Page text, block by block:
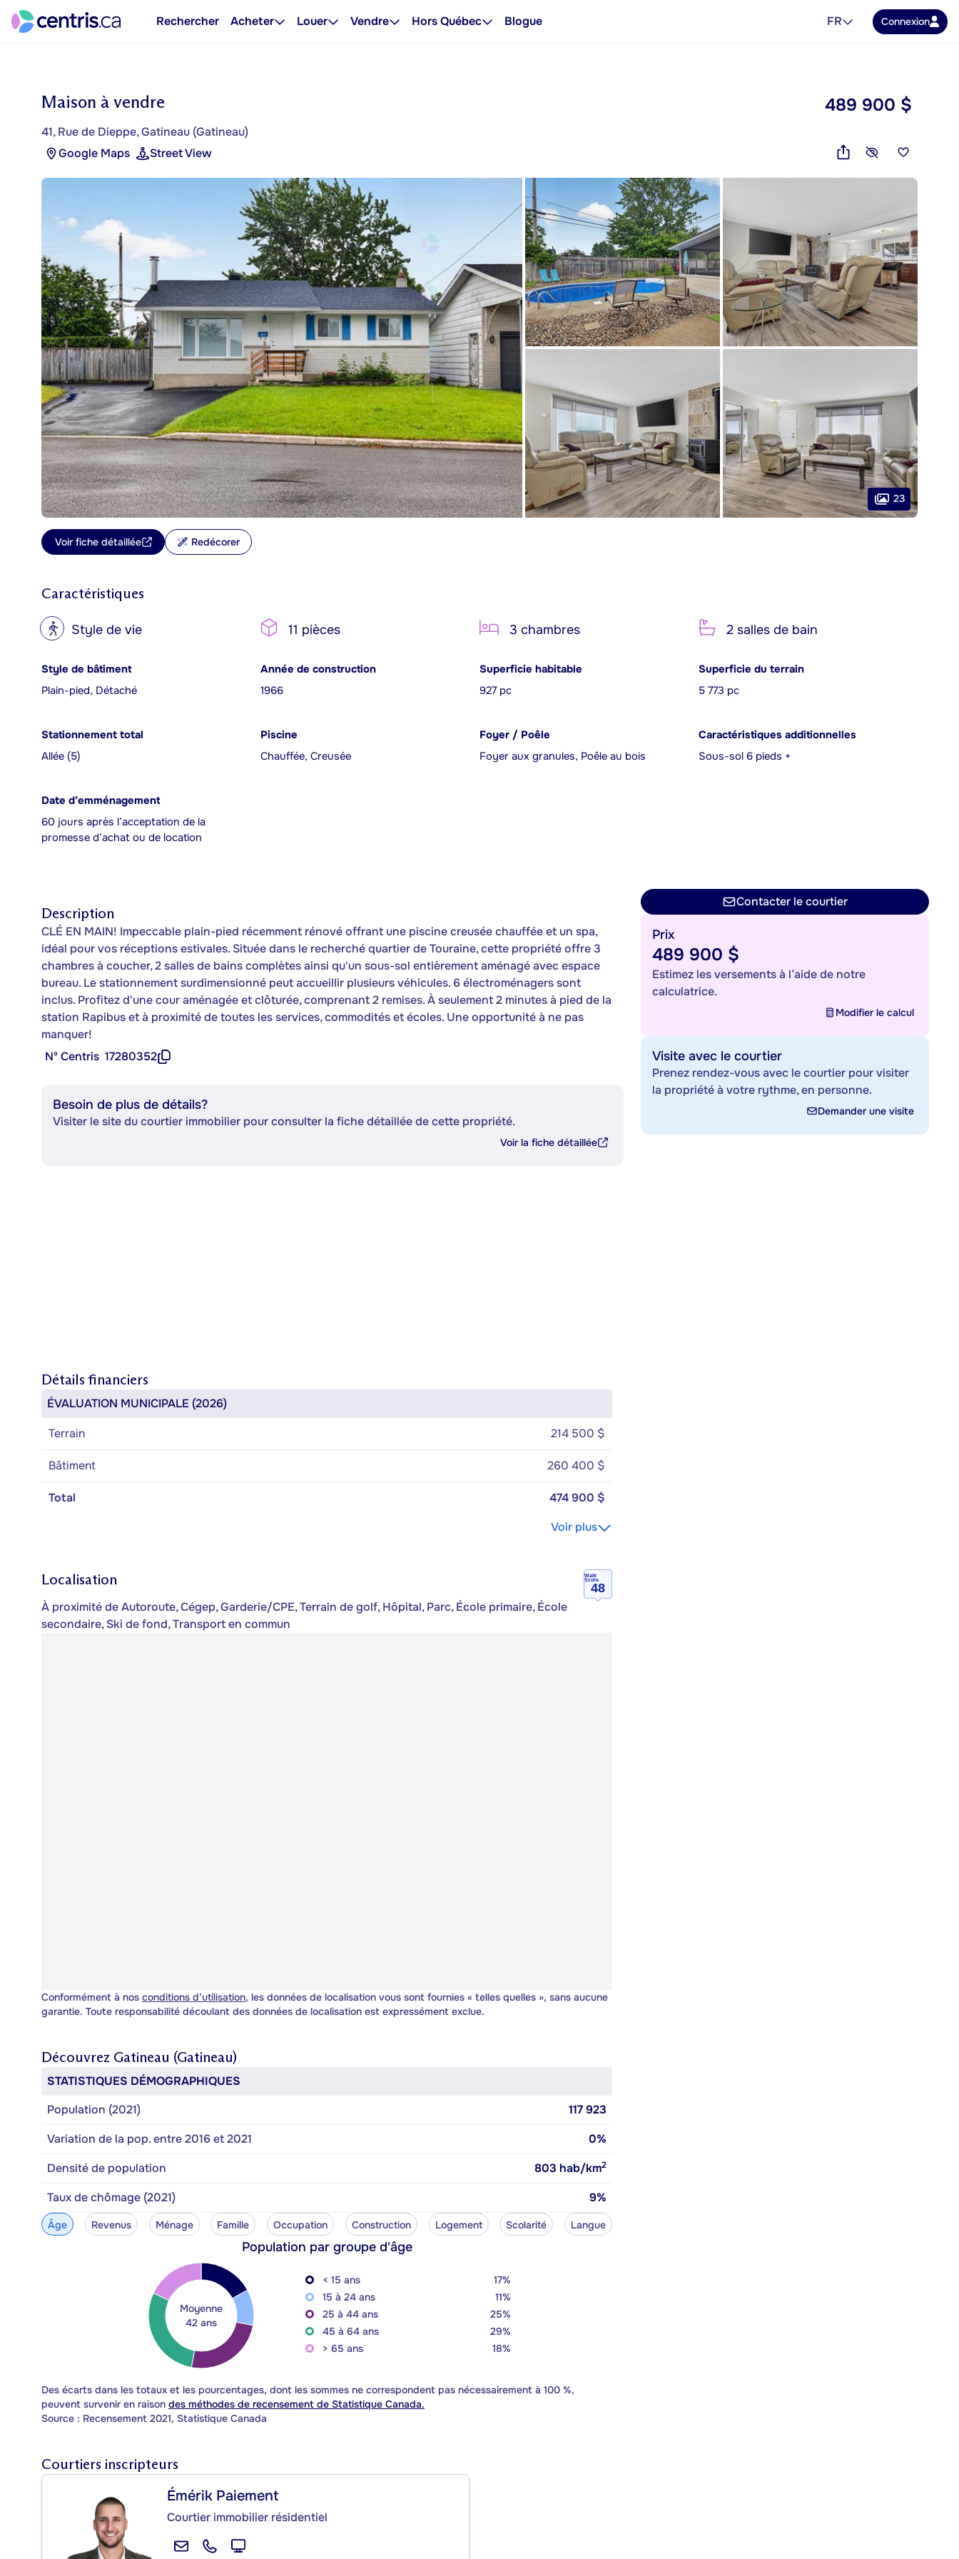
Rechercher Acheter Louer Vendre Hors Québec Blogue FR Connexion
Maison à vendre
41, Rue de Dieppe, Gatineau (Gatineau)
Google Maps
Street View
489 900 $
23
Voir fiche détaillée Redécorer
Caractéristiques
? Style de vie 11 pièces 3 chambres 2 salles de bain
Style de bâtiment
Plain-pied, Détaché
Année de construction
1966
Superficie habitable
927 pc
Superficie du terrain
5 773 pc
Stationnement total
Allée (5)
Piscine
Chauffée, Creusée
Foyer / Poêle
Foyer aux granules, Poêle au bois
Caractéristiques additionnelles
Sous-sol 6 pieds +
Date d’emménagement
60 jours après l’acceptation de la
promesse d’achat ou de location
Description
CLÉ EN MAIN! Impeccable plain-pied récemment rénové offrant une piscine creusée chauffée et un spa,
idéal pour vos réceptions estivales. Située dans le recherché quartier de Touraine, cette propriété offre 3
chambres à coucher, 2 salles de bains complètes ainsi qu'un sous-sol entièrement aménagé avec espace
bureau. Le stationnement surdimensionné peut accueillir plusieurs véhicules. 6 électroménagers sont
inclus. Profitez d'une cour aménagée et clôturée, comprenant 2 remises. À seulement 2 minutes à pied de la
station Rapibus et à proximité de toutes les services, commodités et écoles. Une opportunité à ne pas
manquer!
Nº Centris 17280352
Besoin de plus de détails?
Visiter le site du courtier immobilier pour consulter la fiche détaillée de cette propriété.
Voir la fiche détaillée
Détails financiers
ÉVALUATION MUNICIPALE (2026)
Terrain
214 500 $
Bâtiment 260 400 $
Total
474 900 $
Voir plus
Localisation
Walk
Score
48
À proximité de Autoroute, Cégep, Garderie/CPE, Terrain de golf, Hôpital, Parc, École primaire, École
secondaire, Ski de fond, Transport en commun
Conformément à nos conditions d’utilisation, les données de localisation vous sont fournies « telles quelles », sans aucune
garantie. Toute responsabilité découlant des données de localisation est expressément exclue.
Découvrez Gatineau (Gatineau)
STATISTIQUES DÉMOGRAPHIQUES
Population (2021)
117 923
Variation de la pop. entre 2016 et 2021
0%
Densité de population
803 hab/km2
Taux de chômage (2021) 9%
Âge Revenus Ménage Famille Occupation Construction Logement Scolarité Langue
Population par groupe d'âge
Moyenne
42 ans
< 15 ans
17%
15 à 24 ans
11%
25 à 44 ans
25%
45 à 64 ans
29%
> 65 ans
18%
Des écarts dans les totaux et les pourcentages, dont les sommes ne correspondent pas nécessairement à 100 %,
peuvent survenir en raison des méthodes de recensement de Statistique Canada.
Source : Recensement 2021, Statistique Canada
Courtiers inscripteurs
Émérik Paiement
Courtier immobilier résidentiel
Contacter le courtier
Prix
489 900 $
Estimez les versements à l’aide de notre
calculatrice.
Modifier le calcul
Visite avec le courtier
Prenez rendez-vous avec le courtier pour visiter
la propriété à votre rythme, en personne.
Demander une visite